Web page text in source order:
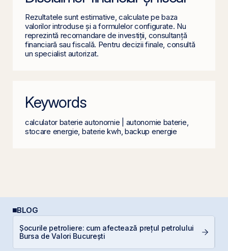
Rezultatele sunt estimative, calculate pe baza
valorilor introduse și a formulelor configurate. Nu
reprezintă recomandare de investiții, consultanță
financiară sau fiscală. Pentru decizii finale, consultă
un specialist autorizat.
Keywords
calculator baterie autonomie | autonomie baterie,
stocare energie, baterie kwh, backup energie
BLOG
Șocurile petroliere: cum afectează prețul petrolului
Bursa de Valori București